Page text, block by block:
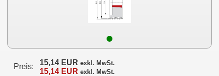
Preis: 15,14 EUR exkl. MwSt.
15,14 EUR exkl. MwSt.